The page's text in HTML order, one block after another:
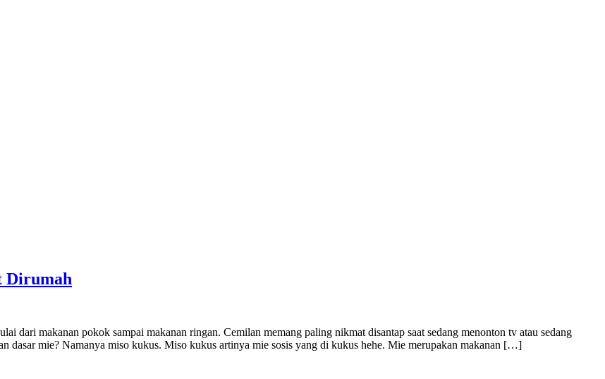
Dirumah
dari makanan pokok sampai makanan ringan. Cemilan memang paling nikmat disantap saat sedang menonton tv atau sedang
dasar mie? Namanya miso kukus. Miso kukus artinya mie sosis yang di kukus hehe. Mie merupakan makanan […]